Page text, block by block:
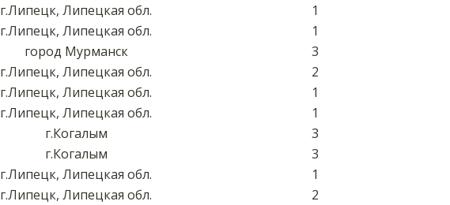
г.Липецк, Липецкая обл.
1
г.Липецк, Липецкая обл.
1
город Мурманск
3
г.Липецк, Липецкая обл.
2
г.Липецк, Липецкая обл.
1
г.Липецк, Липецкая обл.
1
г.Когалым
3
г.Когалым
3
г.Липецк, Липецкая обл.
1
г.Липецк, Липецкая обл.
2